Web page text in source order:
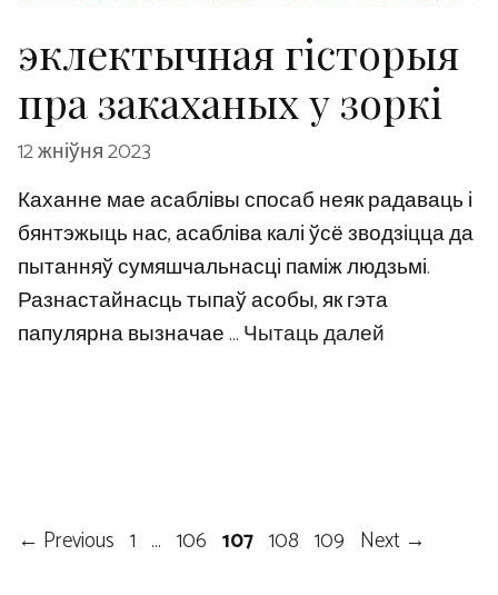
эклектычная гісторыя
пра закаханых у зоркі
12 жніўня 2023
Каханне мае асаблівы спосаб неяк радаваць і
бянтэжыць нас, асабліва калі ўсё зводзіцца да
пытанняў сумяшчальнасці паміж людзьмі.
Разнастайнасць тыпаў асобы, як гэта
папулярна вызначае …Чытаць далей
← Previous Page
1 … Page
106 Page
107 Page
108 Page
109 Next →